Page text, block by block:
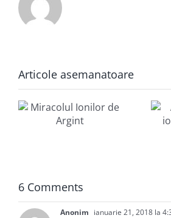
Articole asemanatoare
Argintul
coloidal
6 Comments
Anonim ianuarie 21, 2018 la